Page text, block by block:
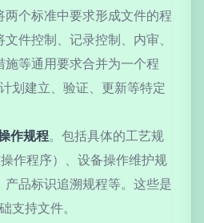
两个标准中要求形成文件的程
件控制、记录控制、内审、
等通用要求合并为一个程
划建立、验证、更新等特定
作规程。包括具体的工艺规
作程序）、设备操作维护规
品标识追溯规程等。这些是
支持文件。